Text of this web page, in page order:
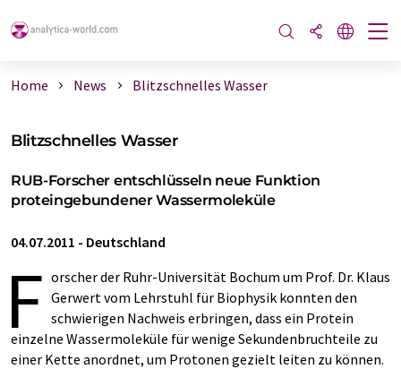
Home News Blitzschnelles Wasser
Blitzschnelles Wasser
RUB-Forscher entschlüsseln neue Funktion
proteingebundener Wassermoleküle
04.07.2011 - Deutschland
F orscher der Ruhr-Universität Bochum um Prof. Dr. Klaus
Gerwert vom Lehrstuhl für Biophysik konnten den
schwierigen Nachweis erbringen, dass ein Protein
einzelne Wassermoleküle für wenige Sekundenbruchteile zu
einer Kette anordnet, um Protonen gezielt leiten zu können.